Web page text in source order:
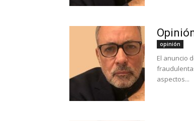
opinión
El anuncio
aspectos...